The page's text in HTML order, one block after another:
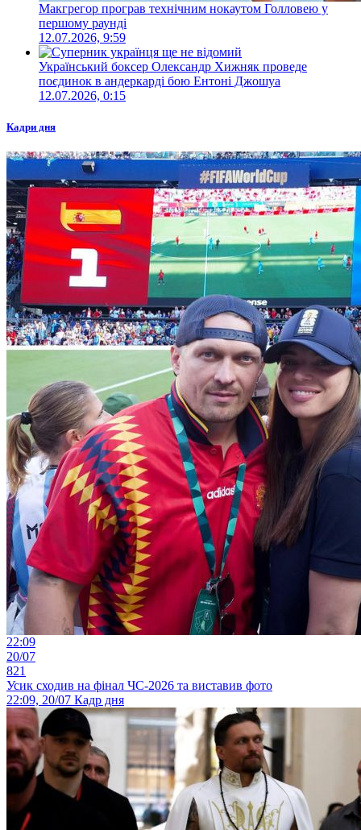
Макгрегор програв технічним нокаутом Голловею у
першому раунді
12.07.2026, 9:59
Український боксер Олександр Хижняк проведе
поєдинок в андеркарді бою Ентоні Джошуа
12.07.2026, 0:15
Кадри дня
22:09
20/07
821
Усик сходив на фінал ЧС-2026 та виставив фото
22:09, 20/07 Кадр дня